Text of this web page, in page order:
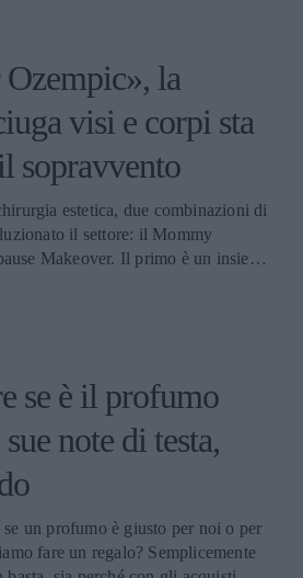
la
visi e corpi sta
sopravvento
estetica, due combinazioni di
il settore: il Mommy
Makeover. Il primo è un insieme
forma fisica e l'aspetto che avevano
perdita di tono. Il secondo, invece,
sono entrate in menopausa. Oggi,
questa élite una terza opzione
ripristinare il volume e contrastare
per la sua unicità, il
che segue il grande
inizialmente pensato per i pazienti
riscosso negli ultimi tempi anche
se è il profumo
note di testa,
un profumo è giusto per noi o per
fare un regalo? Semplicemente